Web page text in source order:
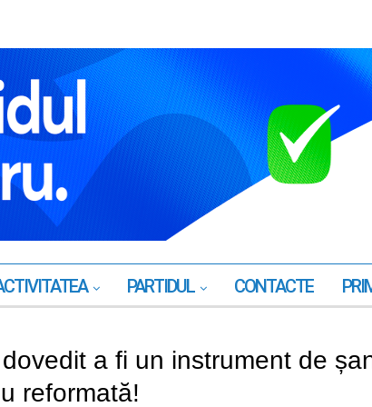
PARTIDUL CONTACTE
a fi un instrument de
reformată!